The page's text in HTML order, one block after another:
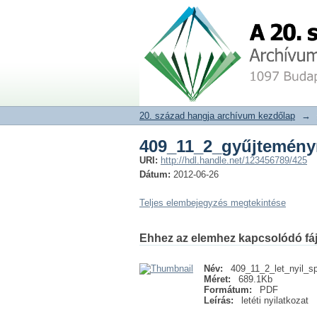
20. század hangja archívum
20. század hangja archívum kezdőlap →
URI: http://hdl.handle.net/123456789/425
Dátum: 2012-06-26
Teljes elembejegyzés megtekintése
Ehhez az elemhez kapcsolódó
Név:
Méret:
689.1Kb
Formátum:
PDF
Leírás:
letéti nyilatkozat